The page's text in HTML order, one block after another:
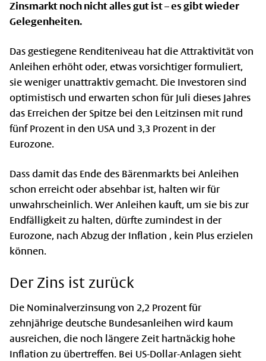
Zinsmarkt noch nicht alles gut ist – es gibt wieder
Gelegenheiten.
Das gestiegene Renditeniveau hat die Attraktivität von
Anleihen erhöht oder, etwas vorsichtiger formuliert,
sie weniger unattraktiv gemacht. Die Investoren sind
optimistisch und erwarten schon für Juli dieses Jahres
das Erreichen der Spitze bei den Leitzinsen mit rund
fünf Prozent in den USA und 3,3 Prozent in der
Eurozone.
Dass damit das Ende des Bärenmarkts bei Anleihen
schon erreicht oder absehbar ist, halten wir für
unwahrscheinlich. Wer Anleihen kauft, um sie bis zur
Endfälligkeit zu halten, dürfte zumindest in der
Eurozone, nach Abzug der Inflation , kein Plus erzielen
können.
Der Zins ist zurück
Die Nominalverzinsung von 2,2 Prozent für
zehnjährige deutsche Bundesanleihen wird kaum
ausreichen, die noch längere Zeit hartnäckig hohe
Inflation zu übertreffen. Bei US-Dollar-Anlagen sieht